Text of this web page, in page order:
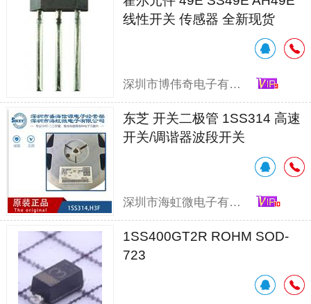
线性开关 传感器 全新现货
深圳市博伟奇电子有限公司
东芝 开关二极管 1SS314 高速
开关/调谐器波段开关
深圳市海虹微电子有限公司
1SS400GT2R ROHM SOD-
723